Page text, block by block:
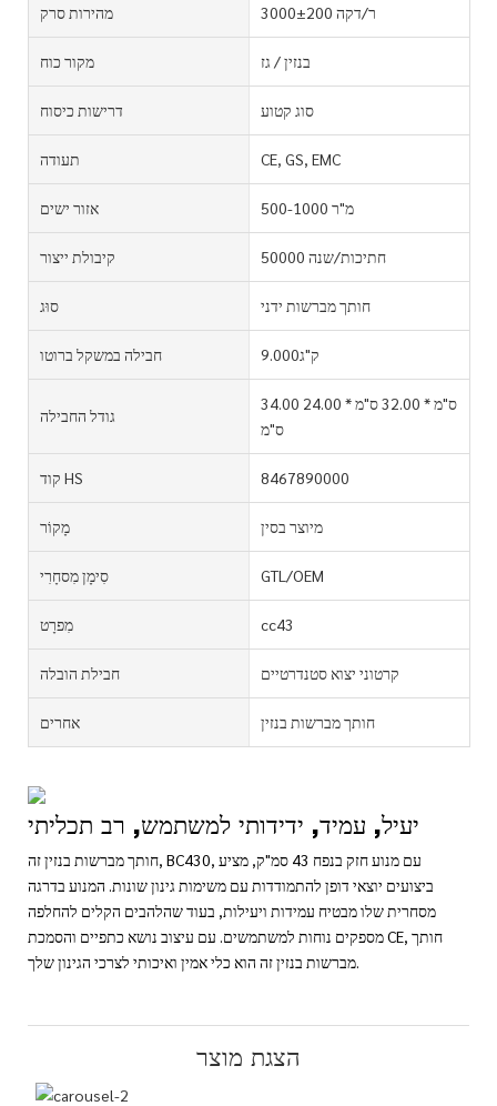
מהירות סרק 3000±200 ר/דקה
מקור כוח בנזין / גז
דרישות כיסוח סוג קטוע
תעודה CE, GS, EMC
אזור ישים 500-1000 מ"ר
קיבולת ייצור 50000 חתיכות/שנה
סוּג חותך מברשות ידני
חבילה במשקל ברוטו ק"ג9.000
גודל החבילה
34.00 ס"מ * 32.00 ס"מ * 24.00
ס"מ
קוד HS 8467890000
מָקוֹר מיוצר בסין
סִימָן מִסחָרִי GTL/OEM
מִפרָט cc43
חבילת הובלה קרטוני יצוא סטנדרטיים
אחרים חותך מברשות בנזין
חותך מברשות בנזין זה, BC430, עם מנוע חזק בנפח 43 סמ"ק, מציע
ביצועים יוצאי דופן להתמודדות עם משימות גינון שונות. המנוע בדרגה
מסחרית שלו מבטיח עמידות ויעילות, בעוד שהלהבים הקלים להחלפה
מספקים נוחות למשתמשים. עם עיצוב נושא כתפיים והסמכת CE, חותך
מברשות בנזין זה הוא כלי אמין ואיכותי לצרכי הגינון שלך.
הצגת מוצר